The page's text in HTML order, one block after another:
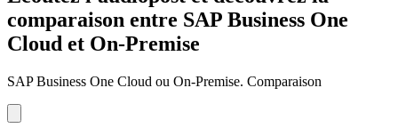
comparaison entre SAP Business One
Cloud et On-Premise
SAP Business One Cloud ou On-Premise. Comparaison